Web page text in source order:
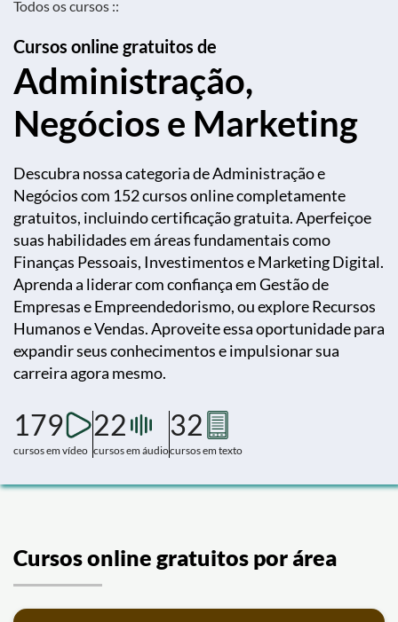
Todos os cursos ::
Cursos online gratuitos de
Administração,
Negócios e Marketing
Descubra nossa categoria de Administração e
Negócios com 152 cursos online completamente
gratuitos, incluindo certificação gratuita. Aperfeiçoe
suas habilidades em áreas fundamentais como
Finanças Pessoais, Investimentos e Marketing Digital.
Aprenda a liderar com confiança em Gestão de
Empresas e Empreendedorismo, ou explore Recursos
Humanos e Vendas. Aproveite essa oportunidade para
expandir seus conhecimentos e impulsionar sua
carreira agora mesmo.
179
cursos em vídeo
22
cursos em áudio
32
cursos em texto
Cursos online gratuitos por área